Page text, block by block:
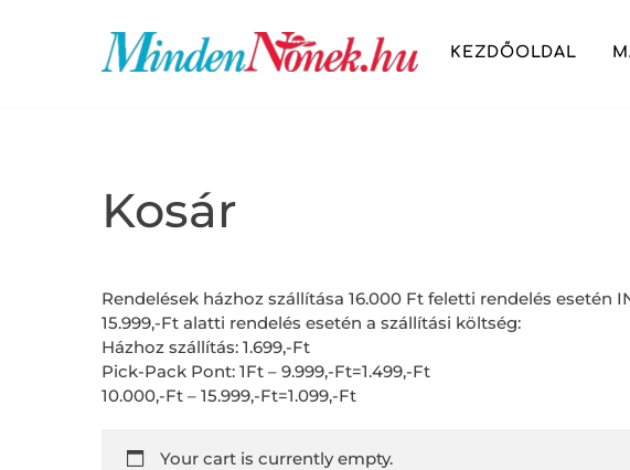
KEZDŐOLDAL
Kosár
Rendelések házhoz szállítása 16.000 Ft feletti rendelés esetén
15.999,-Ft alatti rendelés esetén a szállítási költség:
Házhoz szállítás: 1.699,-Ft
Pick-Pack Pont: 1Ft – 9.999,-Ft=1.499,-Ft
10.000,-Ft – 15.999,-Ft=1.099,-Ft
Your cart is currently empty.